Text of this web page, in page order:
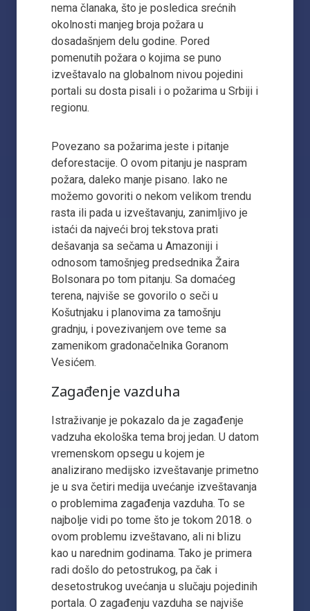
nema članaka, što je posledica srećnih
okolnosti manjeg broja požara u
dosadašnjem delu godine. Pored
pomenutih požara o kojima se puno
izveštavalo na globalnom nivou pojedini
portali su dosta pisali i o požarima u Srbiji i
regionu.
Povezano sa požarima jeste i pitanje
deforestacije. O ovom pitanju je naspram
požara, daleko manje pisano. Iako ne
možemo govoriti o nekom velikom trendu
rasta ili pada u izveštavanju, zanimljivo je
istaći da najveći broj tekstova prati
dešavanja sa sečama u Amazoniji i
odnosom tamošnjeg predsednika Žaira
Bolsonara po tom pitanju. Sa domaćeg
terena, najviše se govorilo o seči u
Košutnjaku i planovima za tamošnju
gradnju, i povezivanjem ove teme sa
zamenikom gradonačelnika Goranom
Vesićem.
Zagađenje vazduha
Istraživanje je pokazalo da je zagađenje
vadzuha ekološka tema broj jedan. U datom
vremenskom opsegu u kojem je
analizirano medijsko izveštavanje primetno
je u sva četiri medija uvećanje izveštavanja
o problemima zagađenja vazduha. To se
najbolje vidi po tome što je tokom 2018. o
ovom problemu izveštavano, ali ni blizu
kao u narednim godinama. Tako je primera
radi došlo do petostrukog, pa čak i
desetostrukog uvećanja u slučaju pojedinih
portala. O zagađenju vazduha se najviše